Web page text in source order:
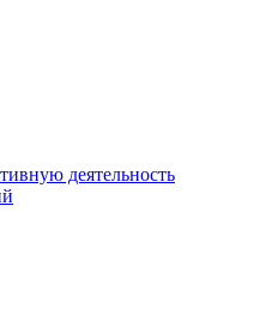
деятельность